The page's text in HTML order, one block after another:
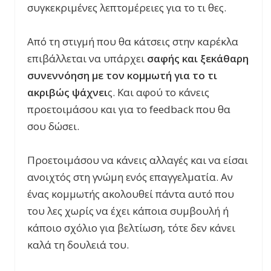
συγκεκριμένες λεπτομέρειες για το τι θες.
Από τη στιγμή που θα κάτσεις στην καρέκλα
επιβάλλεται να υπάρχει σαφής και ξεκάθαρη
συνεννόηση με τον κομμωτή για το τι
ακριβώς ψάχνεις. Και αφού το κάνεις
προετοιμάσου και για το feedbackπου θα
σου δώσει.
Προετοιμάσου να κάνεις αλλαγές και να είσαι
ανοιχτός στη γνώμη ενός επαγγελματία. Αν
ένας κομμωτής ακολουθεί πάντα αυτό που
του λες χωρίς να έχει κάποια συμβουλή ή
κάποιο σχόλιο για βελτίωση, τότε δεν κάνει
καλά τη δουλειά του.